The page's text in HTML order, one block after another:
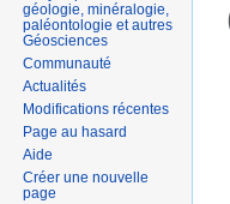
géologie, minéralogie,
paléontologie et autres
Géosciences
Communauté
Actualités
Modifications récentes
Page au hasard
Aide
Créer une nouvelle
page